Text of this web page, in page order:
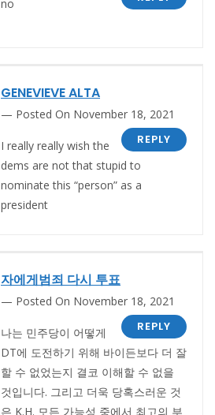
no
GENEVIEVE ALTA
Posted On November 18, 2021
REPLY
I really really wish the
dems are not that stupid to
nominate this “person” as a
president
자에게범죄 다시 투표
Posted On November 18, 2021
REPLY
나는 민주당이 어떻게
DT에 도전하기 위해 바이든보다 더 잘
할 수 없었는지 결코 이해할 수 없을
것입니다. 그리고 더욱 당혹스러운 것
은 K.H. 모든 가능성 중에서 최고의 부